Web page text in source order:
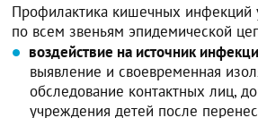
Профилактика кишечных инфекций
по всем звеньям эпидемической
воздействие на источник
выявление и своевременная
обследование контактных лиц,
учреждения детей после